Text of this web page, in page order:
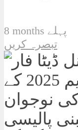
8 months پہلے
تبصرہ کریں